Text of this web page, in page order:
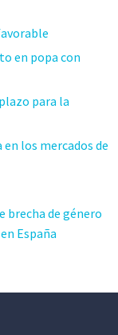
en popa con
para la
los mercados de
brecha de género
España